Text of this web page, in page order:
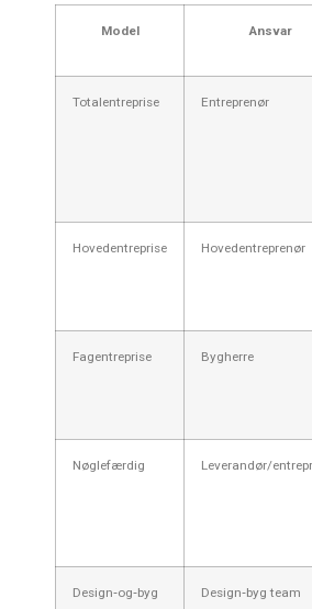
Model Ansvar
Totalentreprise Entreprenør
Hovedentreprise Hovedentreprenør
Fagentreprise Bygherre
Nøglefærdig Leverandør/
Design‑og‑byg Design‑byg team